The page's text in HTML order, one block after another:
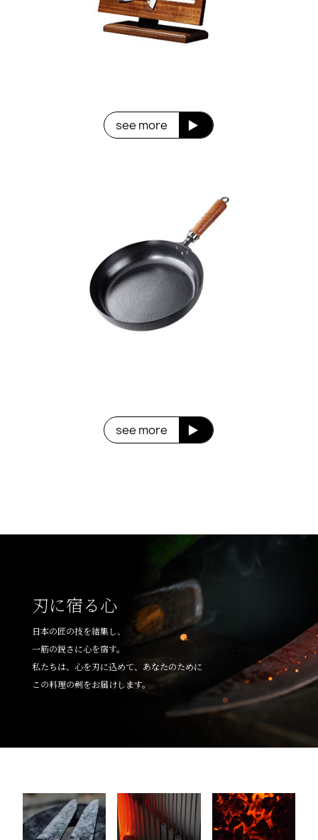
see more
see more
刃に宿る心
日本の匠の技を結集し、
一筋の鋭さに心を宿す。
私たちは、心を刃に込めて、あなたのために
この料理の剣をお届けします。